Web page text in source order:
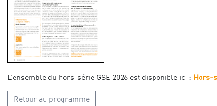
L’ensemble du hors-série GSE 2026 est disponible ici : Hors-
Retour au programme